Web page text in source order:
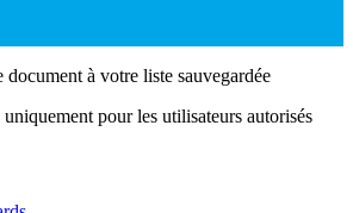
à votre liste sauvegardée
pour les utilisateurs autorisés